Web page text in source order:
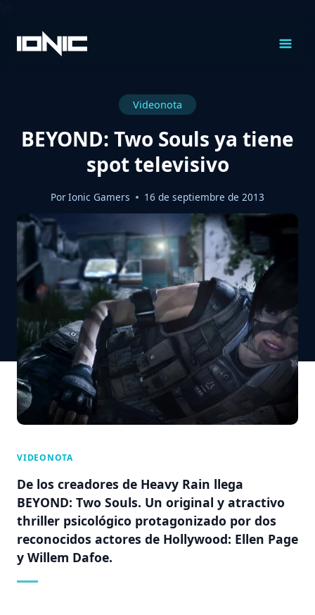
Contenido
Videonota
BEYOND: Two Souls ya tiene
spot televisivo
PorIonic Gamers 16 de septiembre de 2013
VIDEONOTA
De los creadores de Heavy Rain llega
BEYOND: Two Souls. Un original y atractivo
thriller psicológico protagonizado por dos
reconocidos actores de Hollywood: Ellen Page
y Willem Dafoe.